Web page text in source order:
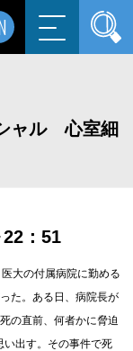
ャル 心室細
：51
大の付属病院に勤める
た。ある日、病院長が
の直前、何者かに脅迫
い出す。その事件で死